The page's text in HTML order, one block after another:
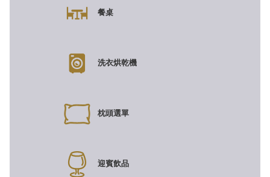
餐桌
洗衣烘乾機
枕頭選單
迎賓飲品